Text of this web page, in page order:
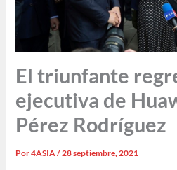
El triunfante
ejecutiva de
Pérez Rodríguez
Por4ASIA/ 28 septiembre, 2021